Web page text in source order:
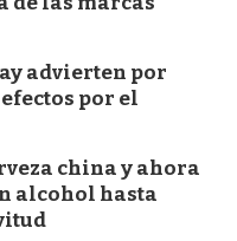
advierten por
por el
china y ahora
alcohol hasta